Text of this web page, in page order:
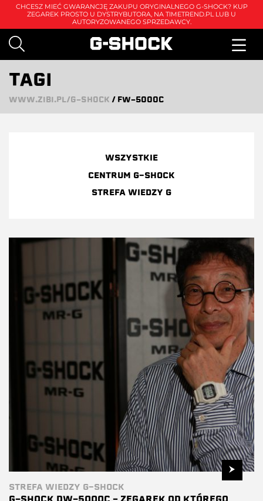
CHCESZ MIEĆ GWARANCJĘ ZAKUPU ORYGINALNEGO G-SHOCK? KUP
ZEGAREK PROSTO U DYSTRYBUTORA, NA TIMETREND.PL LUB U
AUTORYZOWANEGO SPRZEDAWCY.
TAGI
WWW.ZIBI.PL/G-SHOCK / FW-5000C
WSZYSTKIE
CENTRUM G-SHOCK
STREFA WIEDZY G
STREFA WIEDZY G-SHOCK